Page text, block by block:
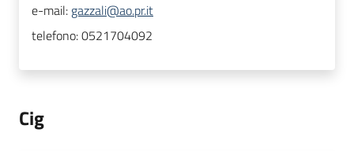
e-mail: gazzali@ao.pr.it
telefono:0521704092
Cig